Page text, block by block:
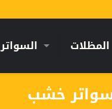
المظلات السواتر
خشب